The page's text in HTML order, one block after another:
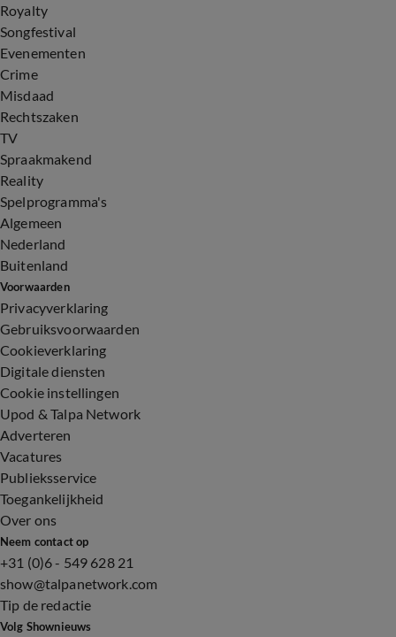
Royalty
Songfestival
Evenementen
Crime
Misdaad
Rechtszaken
TV
Spraakmakend
Reality
Spelprogramma's
Algemeen
Nederland
Buitenland
Voorwaarden
Privacyverklaring
Gebruiksvoorwaarden
Cookieverklaring
Digitale diensten
Cookie instellingen
Upod & Talpa Network
Adverteren
Vacatures
Publieksservice
Toegankelijkheid
Over ons
Neem contact op
+31 (0)6 - 549 628 21
show@talpanetwork.com
Tip de redactie
Volg Shownieuws